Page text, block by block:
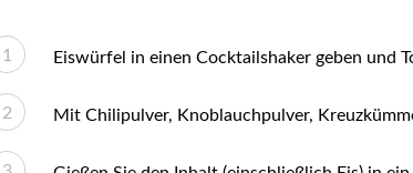
Eiswürfel in einen Cocktailshaker geben und
Mit Chilipulver, Knoblauchpulver,